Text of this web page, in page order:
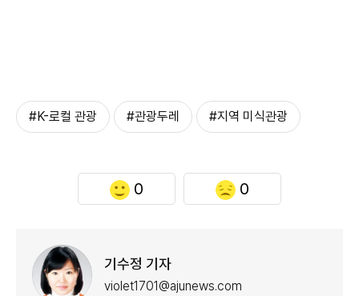
#K-로컬 관광 #관광두레 #지역 미식관광
0 0
기수정 기자
violet1701@ajunews.com